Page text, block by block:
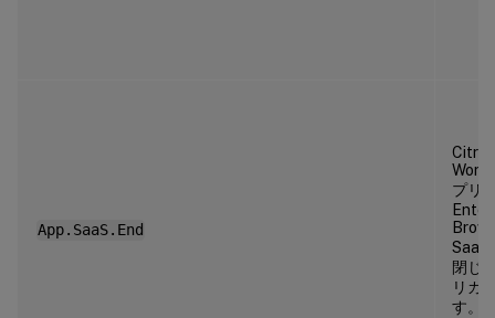
App.SaaS.End
Citrix
プリ
SaaS
閉じ
リガ
す。